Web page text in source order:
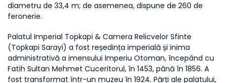
diametru de 33,4 m; de asemenea, dispune de 260 de
feronerie.
Palatul Imperial Topkapi & Camera Relicvelor Sfinte
(Topkapi Sarayi) a fost reședința imperială și inima
administrativă a imensului Imperiu Otoman, începând cu
Fatih Sultan Mehmet Cuceritorul, în 1453, până în 1856. A
fost transformat într-un muzeu în 1924. Părți ale palatului,